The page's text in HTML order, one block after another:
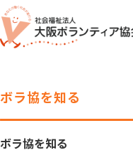
ボラ協を知る
ボラ協を知る